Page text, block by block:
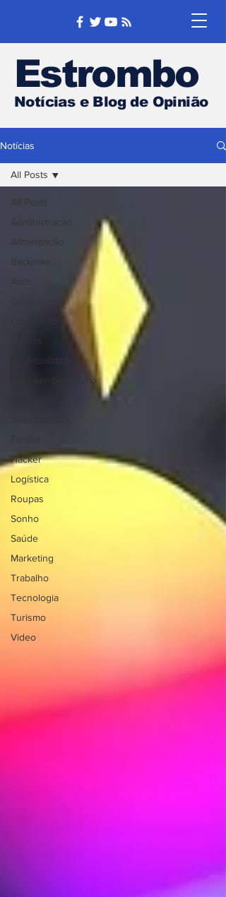
Estrombo
Notícias e Blog de Opinião
Notícias
All Posts
Administração
Alimentação
Backlinks
Auto
Espiritualidade
Empreendedorismo
Hacker
Logística
Roupas
Sonho
Saúde
Marketing
Trabalho
Tecnologia
Turismo
Video
All Posts